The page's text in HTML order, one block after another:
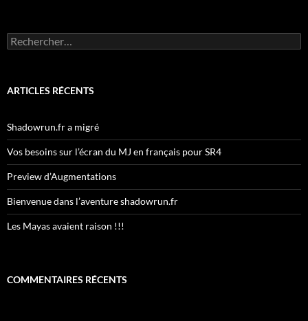
Rechercher :
ARTICLES RÉCENTS
Shadowrun.fr a migré
Vos besoins sur l’écran du MJ en français pour SR4
Preview d’Augmentations
Bienvenue dans l’aventure shadowrun.fr
Les Mayas avaient raison !!!
COMMENTAIRES RÉCENTS